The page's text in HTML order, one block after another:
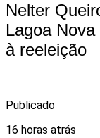
Nelter
Lagoa
à reeleição
Publicado
16 horas atrás